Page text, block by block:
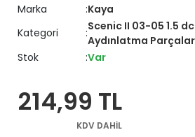
Marka
Kaya
Kategori
Scenic II 03-05 1.5
Aydınlatma
Stok
Var
214,99 TL
KDV DAHİL